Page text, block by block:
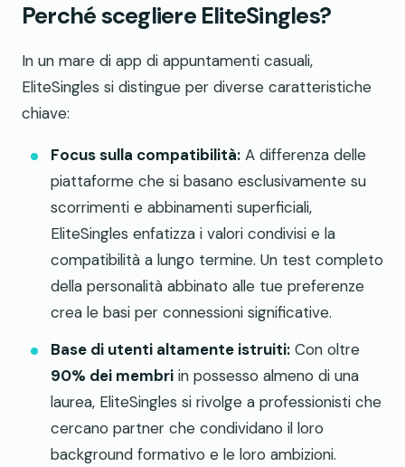
Perché scegliere EliteSingles?
In un mare di app di appuntamenti casuali,
EliteSingles si distingue per diverse caratteristiche
chiave:
Focus sulla compatibilità: A differenza delle
piattaforme che si basano esclusivamente su
scorrimenti e abbinamenti superficiali,
EliteSingles enfatizza i valori condivisi e la
compatibilità a lungo termine. Un test completo
della personalità abbinato alle tue preferenze
crea le basi per connessioni significative.
Base di utenti altamente istruiti: Con oltre
90% dei membri in possesso almeno di una
laurea, EliteSingles si rivolge a professionisti che
cercano partner che condividano il loro
background formativo e le loro ambizioni.